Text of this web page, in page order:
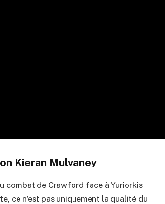
Kieran Mulvaney
combat de Crawford face à Yuriorkis
ce n’est pas uniquement la qualité du